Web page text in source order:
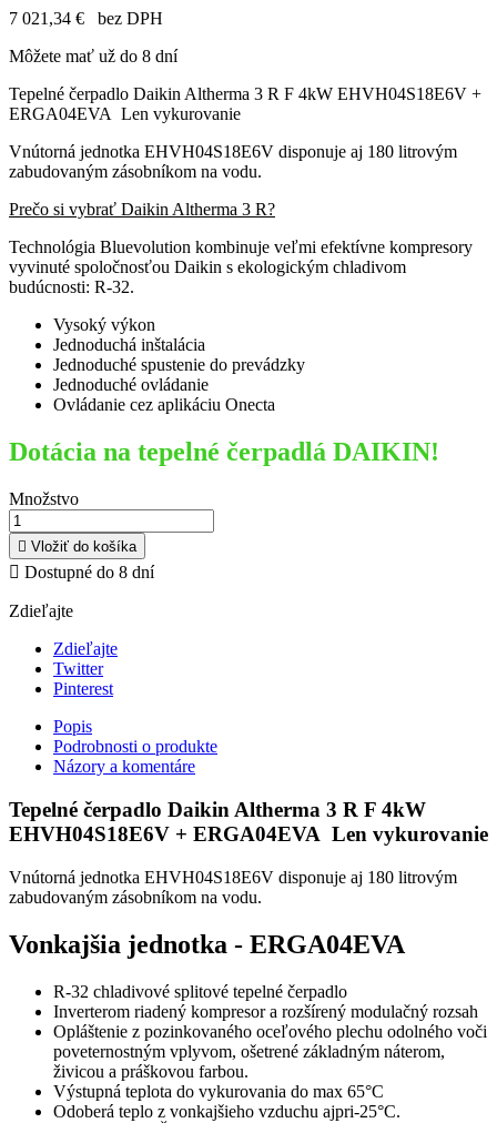
7 021,34 €
bez DPH
Môžete mať už do 8 dní
Tepelné čerpadlo Daikin Altherma 3 R F 4kW EHVH04S18E6V +
ERGA04EVA Len vykurovanie
Vnútorná jednotka EHVH04S18E6V disponuje aj 180 litrovým
zabudovaným zásobníkom na vodu.
Prečo si vybrať Daikin Altherma 3 R?
Technológia Bluevolution kombinuje veľmi efektívne kompresory
vyvinuté spoločnosťou Daikin s ekologickým chladivom
budúcnosti: R-32.
Vysoký výkon
Jednoduchá inštalácia
Jednoduché spustenie do prevádzky
Jednoduché ovládanie
Ovládanie cez aplikáciu Onecta
Dotácia na tepelné čerpadlá DAIKIN!
Množstvo
 Vložiť do košíka
 Dostupné do 8 dní
Zdieľajte
Zdieľajte
Twitter
Pinterest
Popis
Podrobnosti o produkte
Názory a komentáre
Tepelné čerpadlo Daikin Altherma 3 R F 4kW
EHVH04S18E6V + ERGA04EVA Len vykurovanie
Vnútorná jednotka EHVH04S18E6V disponuje aj 180 litrovým
zabudovaným zásobníkom na vodu.
Vonkajšia jednotka - ERGA04EVA
R-32 chladivové splitové tepelné čerpadlo
Inverterom riadený kompresor a rozšírený modulačný rozsah
Opláštenie z pozinkovaného oceľového plechu odolného voči
poveternostným vplyvom, ošetrené základným náterom,
živicou a práškovou farbou.
Výstupná teplota do vykurovania do max 65°C
Odoberá teplo z vonkajšieho vzduchu ajpri-25°C.